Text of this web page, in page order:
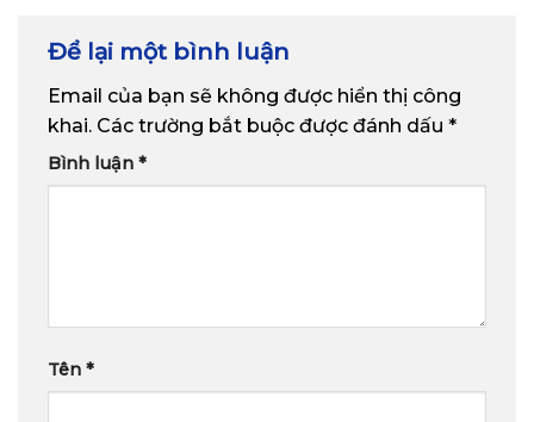
Để lại một bình luận
Email của bạn sẽ không được hiển thị công
khai. Các trường bắt buộc được đánh dấu *
Bình luận *
Tên *